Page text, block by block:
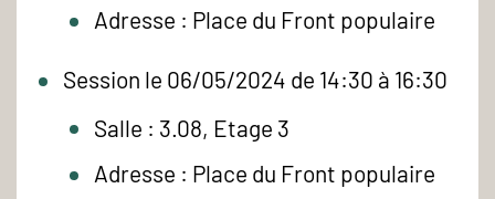
Adresse : Place du Front populaire
Session le 06/05/2024 de 14:30 à 16:30
Salle : 3.08, Etage 3
Adresse : Place du Front populaire